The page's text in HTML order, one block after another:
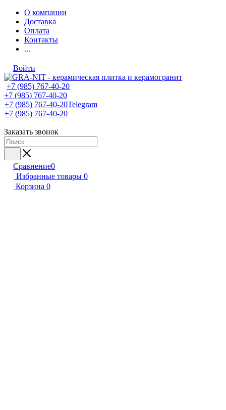
О компании
Доставка
Оплата
Контакты
...
Войти
+7 (985) 767-40-20
+7 (985) 767-40-20
+7 (985) 767-40-20Telegram
+7 (985) 767-40-20
Заказать звонок
Сравнение0
Избранные товары 0
Корзина 0